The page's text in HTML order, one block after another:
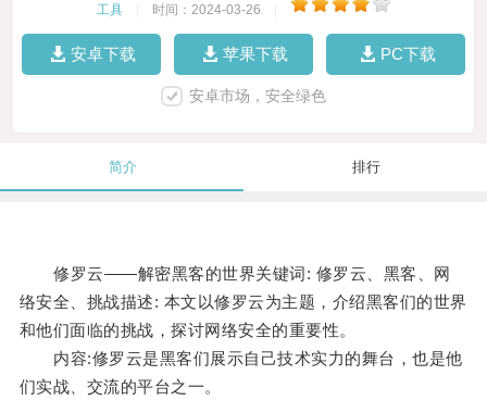
工具 时间：2024-03-26
安卓下载 苹果下载 PC下载
安卓市场，安全绿色
简介 排行
修罗云——解密黑客的世界关键词: 修罗云、黑客、网
络安全、挑战描述: 本文以修罗云为主题，介绍黑客们的世界
和他们面临的挑战，探讨网络安全的重要性。
内容:修罗云是黑客们展示自己技术实力的舞台，也是他
们实战、交流的平台之一。